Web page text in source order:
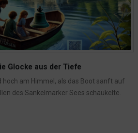
Echo der Vergangenheit
legte sich über den Sankelmarker
Nebel, der sich über das Wasser zog,